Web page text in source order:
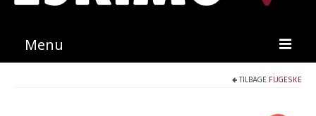
Menu
TILBAGE FUGESKE